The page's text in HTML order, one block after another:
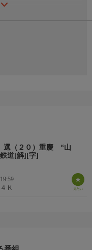
山城」。街に小規模な
つなぐロープウェイは
うに走るモノレールは
（２０）重慶 “山
道[解][字]
Ｋ